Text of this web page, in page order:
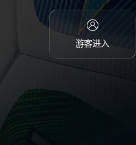
游客进入